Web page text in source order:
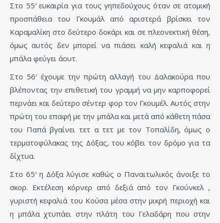
Στο 55′ ευκαιρία για τους γηπεδούχους όταν σε ατομική
προσπάθεια του Γκουμάλ από αριστερά βρίσκει τον
Καραμαλίκη στο δεύτερο δοκάρι και σε πλεονεκτική θέση,
όμως αυτός δεν μπορεί να πιάσει καλή κεφαλιά και η
μπάλα φεύγει άουτ.
Στο 56′ έχουμε την πρώτη αλλαγή του Δαλακούρα που
βλέποντας την επιθετική του γραμμή να μην καρποφορεί
περνάει και δεύτερο σέντερ φορ τον Γκουμέλ. Αυτός στην
πρώτη του επαφή με την μπάλα και μετά από κάθετη πάσα
του Παπά βγαίνει τετ α τετ με τον Τοπαλίδη, όμως ο
τερματοφύλακας της Δόξας, του κόβει τον δρόμο για τα
δίχτυα.
Στο 65′ η Δόξα λύγισε καθώς ο Παναιτωλικός άνοιξε το
σκορ. Εκτέλεση κόρνερ από δεξιά από τον Γκούνκελ ,
γυριστή κεφαλιά του Κούσα μέσα στην μικρή περιοχή και
η μπάλα χτυπάει στην πλάτη του Γελαδάρη που στην